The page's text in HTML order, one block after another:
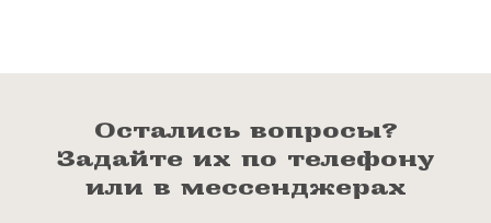
Остались вопросы?
Задайте их по телефону
или в мессенджерах